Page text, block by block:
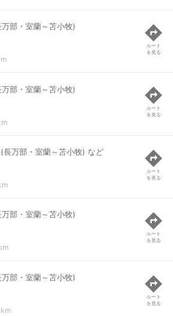
部・室蘭～苫小牧)
ルート
を見る
部・室蘭～苫小牧)
ルート
を見る
長万部・室蘭～苫小牧) など
ルート
を見る
部・室蘭～苫小牧)
ルート
を見る
部・室蘭～苫小牧)
km
ルート
を見る